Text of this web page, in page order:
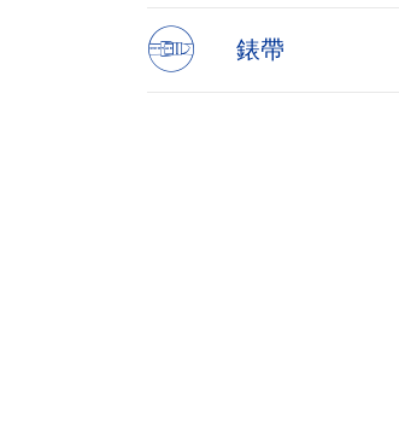
錶帶
STELLAR